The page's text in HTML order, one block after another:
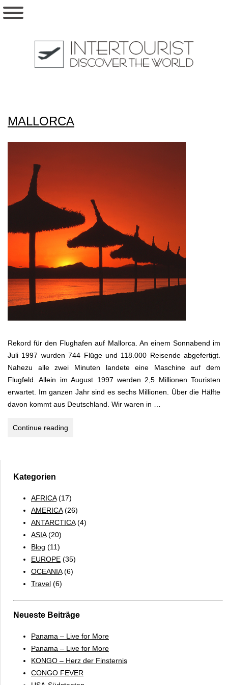
MALLORCA
Rekord für den Flughafen auf Mallorca. An einem Sonnabend im
Juli 1997 wurden 744 Flüge und 118.000 Reisende abgefertigt.
Nahezu alle zwei Minuten landete eine Maschine auf dem
Flugfeld. Allein im August 1997 werden 2,5 Millionen Touristen
erwartet. Im ganzen Jahr sind es sechs Millionen. Über die Hälfte
davon kommt aus Deutschland. Wir waren in …
Continue reading
Kategorien
AFRICA(17)
AMERICA(26)
ANTARCTICA(4)
ASIA(20)
Blog (11)
EUROPE (35)
OCEANIA(6)
Travel (6)
Neueste Beiträge
Panama – Live for More
Panama – Live for More
KONGO – Herz der Finsternis
CONGO FEVER